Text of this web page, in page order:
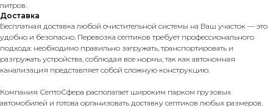
литров.
Доставка
Бесплатная доставка любой очистительной системы на Ваш участок — это
удобно и безопасно. Перевозка септиков требует профессионального
подхода: необходимо правильно загружать, транспортировать и
разгружать устройства, соблюдая все нормы, так как автономная
канализация представляет собой сложную конструкцию.
Компания СептоСфера располагает широким парком грузовых
автомобилей и готова организовать доставку септиков любых размеров.